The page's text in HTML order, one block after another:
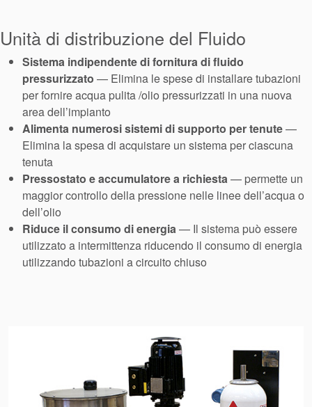
supporto per
guarnizioni
Unità di distribuzione del Fluido
Sistema indipendente di fornitura di fluido
pressurizzato — Elimina le spese di installare tubazioni
per fornire acqua pulita /olio pressurizzati in una nuova
area dell’impianto
Alimenta numerosi sistemi di supporto per tenute—
Elimina la spesa di acquistare un sistema per ciascuna
tenuta
Pressostato e accumulatore a richiesta— permette un
maggior controllo della pressione nelle linee dell’acqua o
dell’olio
Riduce il consumo di energia— Il sistema può essere
utilizzato a intermittenza riducendo il consumo di energia
utilizzando tubazioni a circuito chiuso